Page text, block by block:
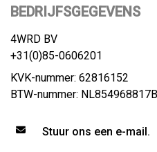
BEDRIJFSGEGEVENS
4WRD BV
+31(0)85-0606201
KVK-nummer: 62816152
BTW-nummer:
Stuur ons een e-mail.